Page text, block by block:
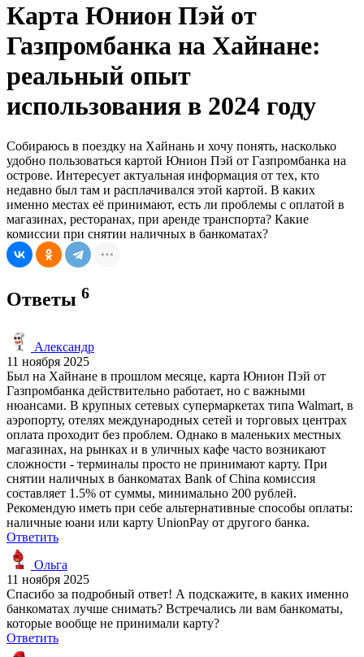
Карта Юнион Пэй от
Газпромбанка на Хайнане:
реальный опыт
использования в 2024 году
Собираюсь в поездку на Хайнань и хочу понять, насколько
удобно пользоваться картой Юнион Пэй от Газпромбанка на
острове. Интересует актуальная информация от тех, кто
недавно был там и расплачивался этой картой. В каких
именно местах её принимают, есть ли проблемы с оплатой в
магазинах, ресторанах, при аренде транспорта? Какие
комиссии при снятии наличных в банкоматах?
Ответы 6
Александр
11 ноября 2025
Был на Хайнане в прошлом месяце, карта Юнион Пэй от
Газпромбанка действительно работает, но с важными
нюансами. В крупных сетевых супермаркетах типа Walmart, в
аэропорту, отелях международных сетей и торговых центрах
оплата проходит без проблем. Однако в маленьких местных
магазинах, на рынках и в уличных кафе часто возникают
сложности - терминалы просто не принимают карту. При
снятии наличных в банкоматах Bank of China комиссия
составляет 1.5% от суммы, минимально 200 рублей.
Рекомендую иметь при себе альтернативные способы оплаты:
наличные юани или карту UnionPay от другого банка.
Ответить
Ольга
11 ноября 2025
Спасибо за подробный ответ! А подскажите, в каких именно
банкоматах лучше снимать? Встречались ли вам банкоматы,
которые вообще не принимали карту?
Ответить